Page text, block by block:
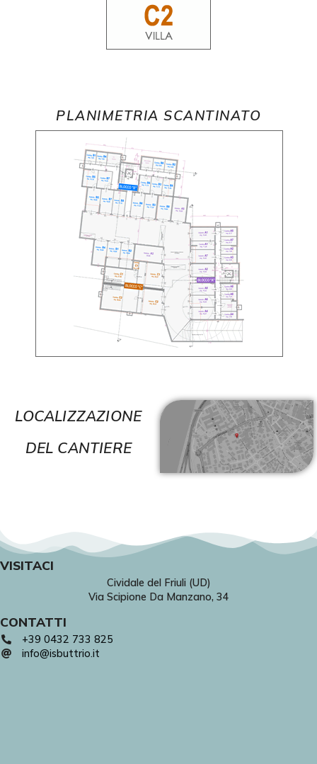
PLANIMETRIA SCANTINATO
LOCALIZZAZIONE
DEL CANTIERE
VISITACI
Cividale del Friuli (UD)
Via Scipione Da Manzano, 34
CONTATTI
+39 0432 733 825
info@isbuttrio.it